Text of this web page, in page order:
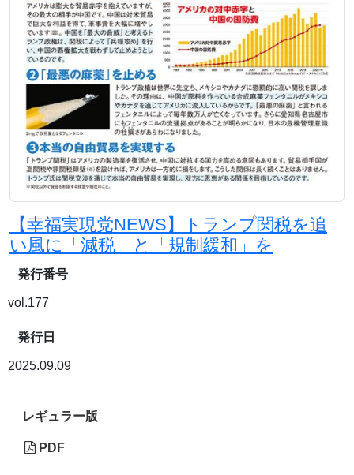
【幸福実現党NEWS】トランプ関税を追
い風に「減税」と「規制緩和」を
発行番号
vol.177
発行日
2025.09.09
レギュラー版
PDF